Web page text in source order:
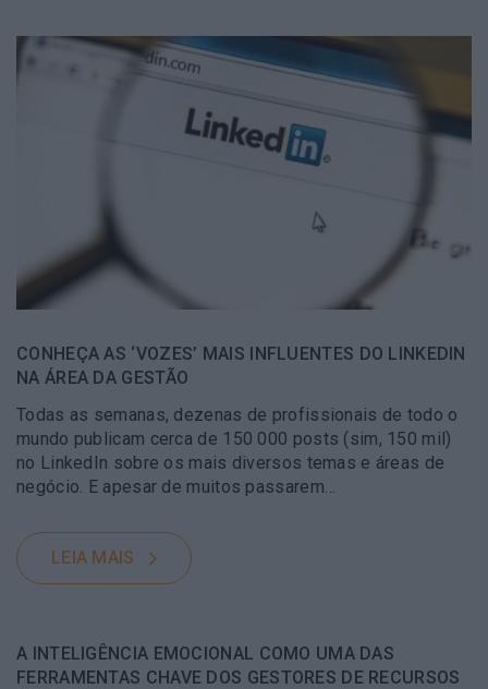
CONHEÇA AS ‘VOZES’ MAIS INFLUENTES DO LINKEDIN
NA ÁREA DA GESTÃO
Todas as semanas, dezenas de profissionais de todo o
mundo publicam cerca de 150 000 posts (sim, 150 mil)
no LinkedIn sobre os mais diversos temas e áreas de
negócio. E apesar de muitos passarem…
LEIA MAIS
A INTELIGÊNCIA EMOCIONAL COMO UMA DAS
FERRAMENTAS CHAVE DOS GESTORES DE RECURSOS